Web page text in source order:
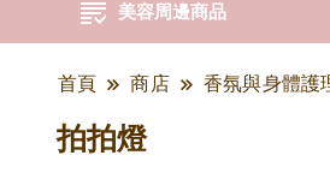
美容周邊商品
首頁 商店 香氛與身體護
拍拍燈